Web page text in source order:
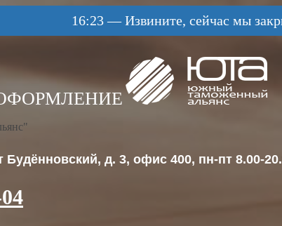
16:23—Извините, сейчас мы
Будённовский, д. 3, офис 400, пн-пт 8.00-